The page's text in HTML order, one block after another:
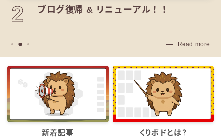
2 ブログ復帰 & リニューアル！！
Read more
新着記事 くりボドとは？